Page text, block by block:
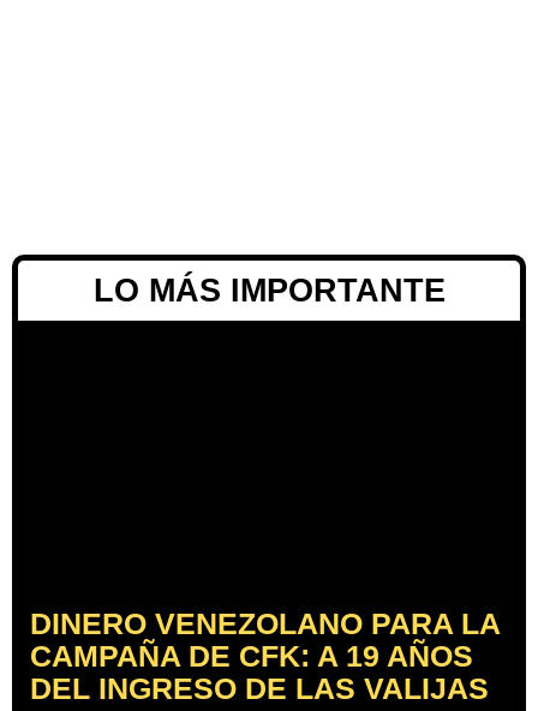
LO MÁS IMPORTANTE
DINERO VENEZOLANO PARA LA
CAMPAÑA DE CFK: A 19 AÑOS
DEL INGRESO DE LAS VALIJAS